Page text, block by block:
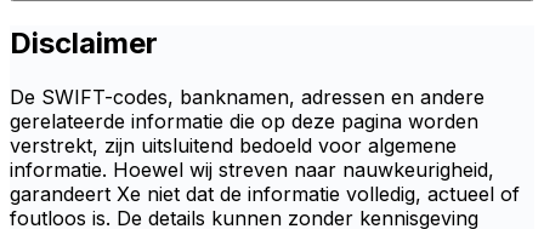
Disclaimer
De SWIFT-codes, banknamen, adressen en andere
gerelateerde informatie die op deze pagina worden
verstrekt, zijn uitsluitend bedoeld voor algemene
informatie. Hoewel wij streven naar nauwkeurigheid,
garandeert Xe niet dat de informatie volledig, actueel of
foutloos is. De details kunnen zonder kennisgeving